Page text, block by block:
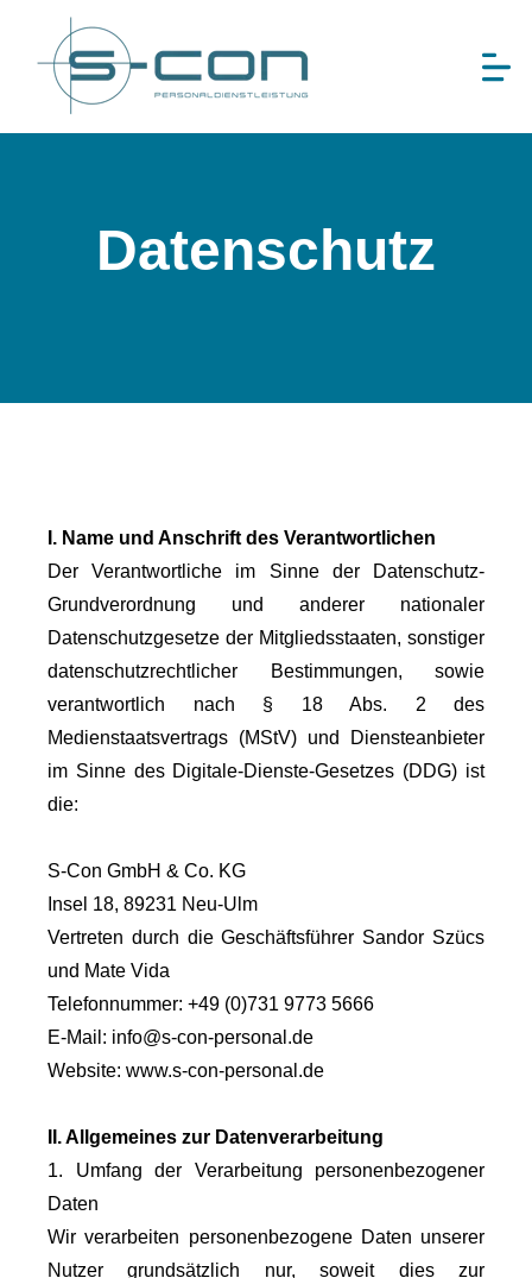
Datenschutz
I. Name und Anschrift des Verantwortlichen
Der Verantwortliche im Sinne der Datenschutz-
Grundverordnung und anderer nationaler
Datenschutzgesetze der Mitgliedsstaaten, sonstiger
datenschutzrechtlicher Bestimmungen, sowie
verantwortlich nach § 18 Abs. 2 des
Medienstaatsvertrags (MStV) und Diensteanbieter
im Sinne des Digitale-Dienste-Gesetzes (DDG) ist
die:
S-Con GmbH & Co. KG
Insel 18, 89231 Neu-Ulm
Vertreten durch die Geschäftsführer Sandor Szücs
und Mate Vida
Telefonnummer: +49 (0)731 9773 5666
E-Mail: info@s-con-personal.de
Website: www.s-con-personal.de
II. Allgemeines zur Datenverarbeitung
1. Umfang der Verarbeitung personenbezogener
Daten
Wir verarbeiten personenbezogene Daten unserer
Nutzer grundsätzlich nur, soweit dies zur